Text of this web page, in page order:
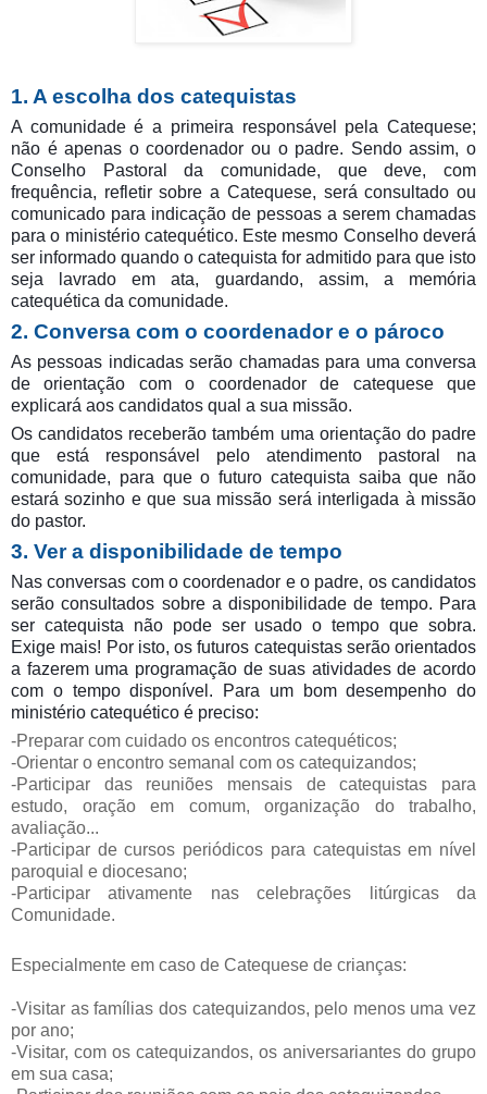
1. A escolha dos catequistas
A comunidade é a primeira responsável pela Catequese;
não é apenas o coordenador ou o padre. Sendo assim, o
Conselho Pastoral da comunidade, que deve, com
frequência, refletir sobre a Catequese, será consultado ou
comunicado para indicação de pessoas a serem chamadas
para o ministério catequético. Este mesmo Conselho deverá
ser informado quando o catequista for admitido para que isto
seja lavrado em ata, guardando, assim, a memória
catequética da comunidade.
2. Conversa com o coordenador e o pároco
As pessoas indicadas serão chamadas para uma conversa
de orientação com o coordenador de catequese que
explicará aos candidatos qual a sua missão.
Os candidatos receberão também uma orientação do padre
que está responsável pelo atendimento pastoral na
comunidade, para que o futuro catequista saiba que não
estará sozinho e que sua missão será interligada à missão
do pastor.
3. Ver a disponibilidade de tempo
Nas conversas com o coordenador e o padre, os candidatos
serão consultados sobre a disponibilidade de tempo. Para
ser catequista não pode ser usado o tempo que sobra.
Exige mais! Por isto, os futuros catequistas serão orientados
a fazerem uma programação de suas atividades de acordo
com o tempo disponível. Para um bom desempenho do
ministério catequético é preciso:
-Preparar com cuidado os encontros catequéticos;
-Orientar o encontro semanal com os catequizandos;
-Participar das reuniões mensais de catequistas para
estudo, oração em comum, organização do trabalho,
avaliação...
-Participar de cursos periódicos para catequistas em nível
paroquial e diocesano;
-Participar ativamente nas celebrações litúrgicas da
Comunidade.
Especialmente em caso de Catequese de crianças:
-Visitar as famílias dos catequizandos, pelo menos uma vez
por ano;
-Visitar, com os catequizandos, os aniversariantes do grupo
em sua casa;